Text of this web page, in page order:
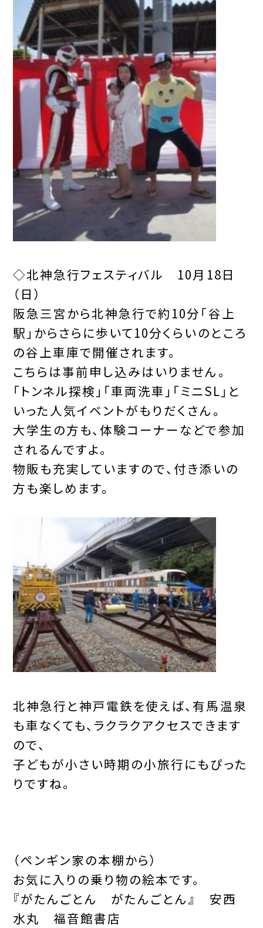
◇北神急行フェスティバル
10月18日
（日）
阪急三宮から北神急行で約10分「谷上
駅」からさらに歩いて10分くらいのところ
の谷上車庫で開催されます。
こちらは事前申し込みはいりません。
「トンネル探検」「車両洗車」「ミニSL」と
いった人気イベントがもりだくさん。
大学生の方も、体験コーナーなどで参加
されるんですよ。
物販も充実していますので、付き添いの
方も楽しめます。
北神急行と神戸電鉄を使えば、有馬温泉
も車なくても、ラクラクアクセスできます
ので、
子どもが小さい時期の小旅行にもぴった
りですね。
（ペンギン家の本棚から）
お気に入りの乗り物の絵本です。
『がたんごとん がたんごとん』 安西
水丸 福音館書店